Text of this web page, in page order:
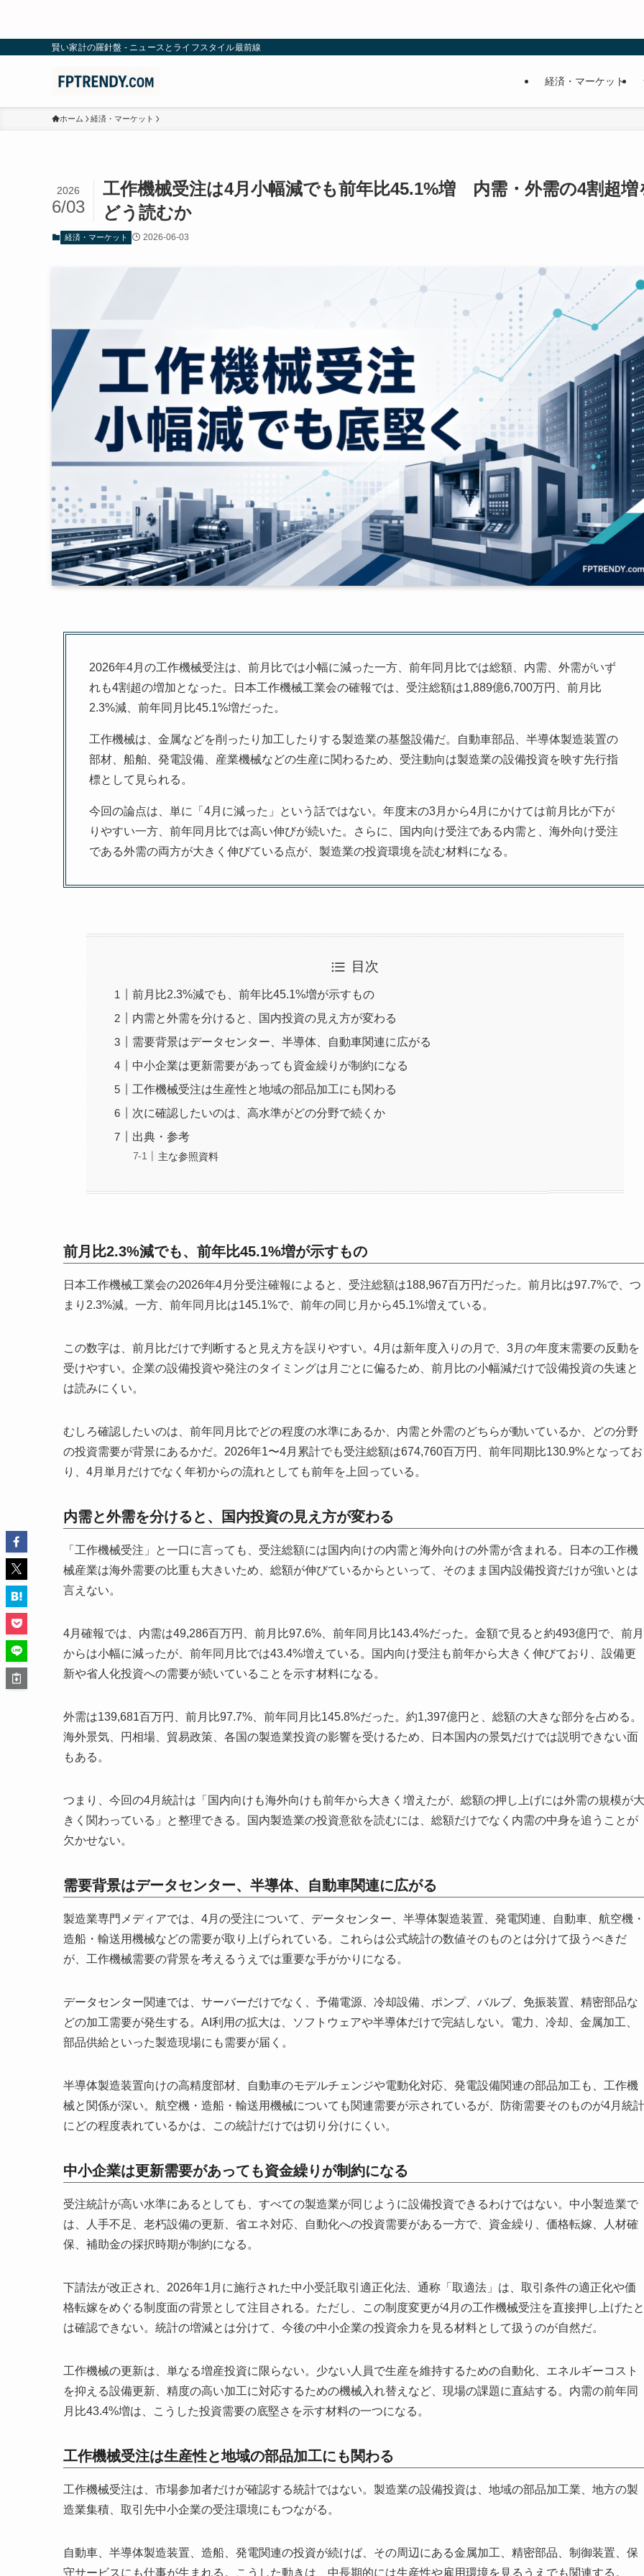
賢い家計の羅針盤 - ニュースとライフスタイル最前線
経済・マーケット
ホーム 経済・マーケット
工作機械受注は4月小幅減でも前年比45.1%増 内需・外需の4割超増
どう読むか
2026
6/03
経済・マーケット 2026-06-03
2026年4月の工作機械受注は、前月比では小幅に減った一方、前年同月比では総額、内需、外需がいず
れも4割超の増加となった。日本工作機械工業会の確報では、受注総額は1,889億6,700万円、前月比
2.3%減、前年同月比45.1%増だった。
工作機械は、金属などを削ったり加工したりする製造業の基盤設備だ。自動車部品、半導体製造装置の
部材、船舶、発電設備、産業機械などの生産に関わるため、受注動向は製造業の設備投資を映す先行指
標として見られる。
今回の論点は、単に「4月に減った」という話ではない。年度末の3月から4月にかけては前月比が下が
りやすい一方、前年同月比では高い伸びが続いた。さらに、国内向け受注である内需と、海外向け受注
である外需の両方が大きく伸びている点が、製造業の投資環境を読む材料になる。
目次
前月比2.3%減でも、前年比45.1%増が示すもの
内需と外需を分けると、国内投資の見え方が変わる
需要背景はデータセンター、半導体、自動車関連に広がる
中小企業は更新需要があっても資金繰りが制約になる
工作機械受注は生産性と地域の部品加工にも関わる
次に確認したいのは、高水準がどの分野で続くか
出典・参考
主な参照資料
前月比2.3%減でも、前年比45.1%増が示すもの
日本工作機械工業会の2026年4月分受注確報によると、受注総額は188,967百万円だった。前月比は97.7%で、つ
まり2.3%減。一方、前年同月比は145.1%で、前年の同じ月から45.1%増えている。
この数字は、前月比だけで判断すると見え方を誤りやすい。4月は新年度入りの月で、3月の年度末需要の反動を
受けやすい。企業の設備投資や発注のタイミングは月ごとに偏るため、前月比の小幅減だけで設備投資の失速と
は読みにくい。
むしろ確認したいのは、前年同月比でどの程度の水準にあるか、内需と外需のどちらが動いているか、どの分野
の投資需要が背景にあるかだ。2026年1〜4月累計でも受注総額は674,760百万円、前年同期比130.9%となってお
り、4月単月だけでなく年初からの流れとしても前年を上回っている。
内需と外需を分けると、国内投資の見え方が変わる
「工作機械受注」と一口に言っても、受注総額には国内向けの内需と海外向けの外需が含まれる。日本の工作機
械産業は海外需要の比重も大きいため、総額が伸びているからといって、そのまま国内設備投資だけが強いとは
言えない。
4月確報では、内需は49,286百万円、前月比97.6%、前年同月比143.4%だった。金額で見ると約493億円で、前月
からは小幅に減ったが、前年同月比では43.4%増えている。国内向け受注も前年から大きく伸びており、設備更
新や省人化投資への需要が続いていることを示す材料になる。
外需は139,681百万円、前月比97.7%、前年同月比145.8%だった。約1,397億円と、総額の大きな部分を占める。
海外景気、円相場、貿易政策、各国の製造業投資の影響を受けるため、日本国内の景気だけでは説明できない面
もある。
つまり、今回の4月統計は「国内向けも海外向けも前年から大きく増えたが、総額の押し上げには外需の規模が大
きく関わっている」と整理できる。国内製造業の投資意欲を読むには、総額だけでなく内需の中身を追うことが
欠かせない。
需要背景はデータセンター、半導体、自動車関連に広がる
製造業専門メディアでは、4月の受注について、データセンター、半導体製造装置、発電関連、自動車、航空機・
造船・輸送用機械などの需要が取り上げられている。これらは公式統計の数値そのものとは分けて扱うべきだ
が、工作機械需要の背景を考えるうえでは重要な手がかりになる。
データセンター関連では、サーバーだけでなく、予備電源、冷却設備、ポンプ、バルブ、免振装置、精密部品な
どの加工需要が発生する。AI利用の拡大は、ソフトウェアや半導体だけで完結しない。電力、冷却、金属加工、
部品供給といった製造現場にも需要が届く。
半導体製造装置向けの高精度部材、自動車のモデルチェンジや電動化対応、発電設備関連の部品加工も、工作機
械と関係が深い。航空機・造船・輸送用機械についても関連需要が示されているが、防衛需要そのものが4月統計
にどの程度表れているかは、この統計だけでは切り分けにくい。
中小企業は更新需要があっても資金繰りが制約になる
受注統計が高い水準にあるとしても、すべての製造業が同じように設備投資できるわけではない。中小製造業で
は、人手不足、老朽設備の更新、省エネ対応、自動化への投資需要がある一方で、資金繰り、価格転嫁、人材確
保、補助金の採択時期が制約になる。
下請法が改正され、2026年1月に施行された中小受託取引適正化法、通称「取適法」は、取引条件の適正化や価
格転嫁をめぐる制度面の背景として注目される。ただし、この制度変更が4月の工作機械受注を直接押し上げたと
は確認できない。統計の増減とは分けて、今後の中小企業の投資余力を見る材料として扱うのが自然だ。
工作機械の更新は、単なる増産投資に限らない。少ない人員で生産を維持するための自動化、エネルギーコスト
を抑える設備更新、精度の高い加工に対応するための機械入れ替えなど、現場の課題に直結する。内需の前年同
月比43.4%増は、こうした投資需要の底堅さを示す材料の一つになる。
工作機械受注は生産性と地域の部品加工にも関わる
工作機械受注は、市場参加者だけが確認する統計ではない。製造業の設備投資は、地域の部品加工業、地方の製
造業集積、取引先中小企業の受注環境にもつながる。
自動車、半導体製造装置、造船、発電関連の投資が続けば、その周辺にある金属加工、精密部品、制御装置、保
守サービスにも仕事が生まれる。こうした動きは、中長期的には生産性や雇用環境を見るうえでも関連する。